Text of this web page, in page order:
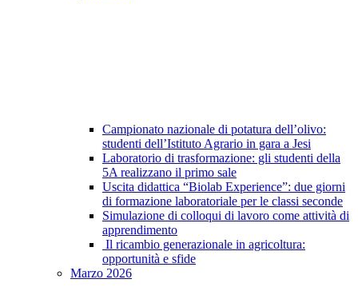
Campionato nazionale di potatura dell’olivo:
studenti dell’Istituto Agrario in gara a Jesi
Laboratorio di trasformazione: gli studenti della
5A realizzano il primo sale
Uscita didattica “Biolab Experience”: due giorni
di formazione laboratoriale per le classi seconde
Simulazione di colloqui di lavoro come attività di
apprendimento
Il ricambio generazionale in agricoltura:
opportunità e sfide
Marzo 2026